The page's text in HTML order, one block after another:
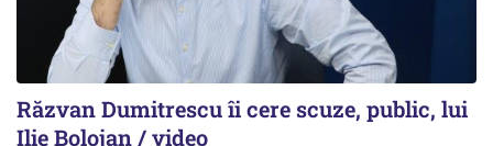
Răzvan Dumitrescu îi cere scuze, public, lui
Ilie Bolojan / video